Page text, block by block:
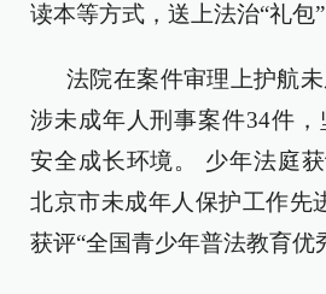
读本等方式，送上法治“礼包”
法院在案件审理上护航
涉未成年人刑事案件34件，
安全成长环境。 少年法庭获
北京市未成年人保护工作先
获评“全国青少年普法教育优